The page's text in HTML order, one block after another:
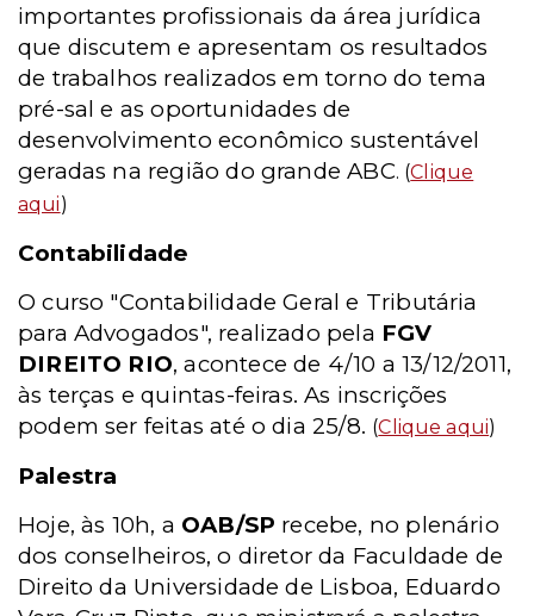
importantes profissionais da área jurídica
que discutem e apresentam os resultados
de trabalhos realizados em torno do tema
pré-sal e as oportunidades de
desenvolvimento econômico sustentável
geradas na região do grande ABC. (Clique
aqui)
Contabilidade
O curso "Contabilidade Geral e Tributária
para Advogados", realizado pela FGV
DIREITO RIO, acontece de 4/10 a 13/12/2011,
às terças e quintas-feiras. As inscrições
podem ser feitas até o dia 25/8. (Clique aqui)
Palestra
Hoje, às 10h, a OAB/SP recebe, no plenário
dos conselheiros, o diretor da Faculdade de
Direito da Universidade de Lisboa, Eduardo